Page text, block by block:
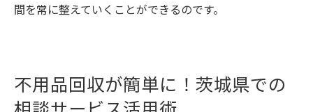
間を常に整えていくことができるのです。
不用品回収が簡単に！茨城県での